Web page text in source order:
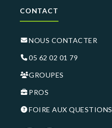
CONTACT
NOUS CONTACTER
05 62 02 01 79
GROUPES
PROS
FOIRE AUX QUESTIONS